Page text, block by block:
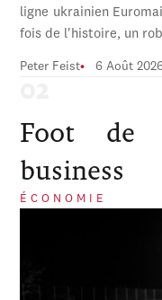
ligne ukrainien
fois de l'histoire, un
Peter Feist 6 Août
Foot de
business
ÉCONOMIE